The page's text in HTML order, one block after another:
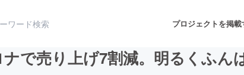
プロジェクトを掲
ナで売り上げ7割減。明るくふん